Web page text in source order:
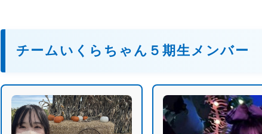
チームいくらちゃん５期生メンバー